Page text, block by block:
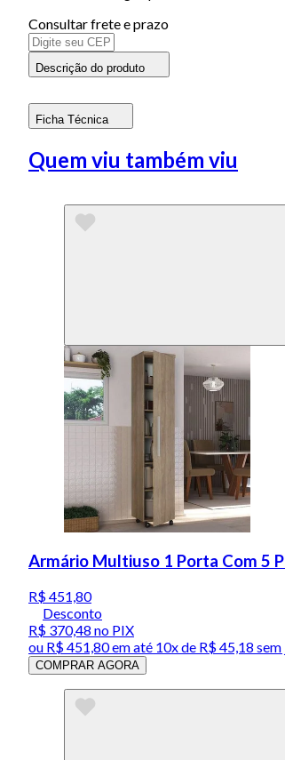
Consultar frete e prazo
Descrição do produto
Ficha Técnica
Quem viu também viu
Armário Multiuso 1 Porta Com 5
R$ 451,80
Desconto
R$ 370,48 no PIX
ou R$ 451,80em até 10x de R$ 45,18 sem
COMPRAR AGORA